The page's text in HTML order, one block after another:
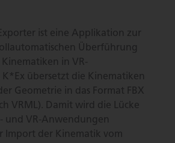
ist eine Applikation zur
Überführung
Kinematiken in VR-
übersetzt die Kinematiken
Geometrie in das Format FBX
VRML). Damit wird die Lücke
und VR-Anwendungen
Import der Kinematik vom